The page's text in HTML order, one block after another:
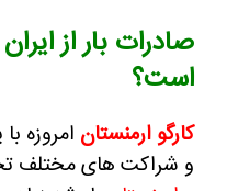
صادرات بار از
است؟
کارگو ارمنستان امروزه
و شراکت های مختلف